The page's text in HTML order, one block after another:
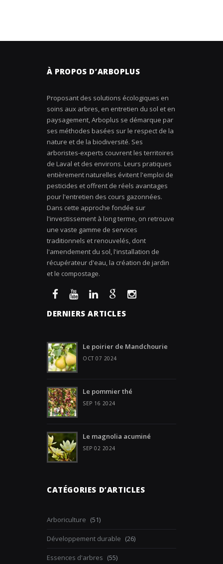
À PROPOS D’ARBOPLUS
Proposant des solutions écologiques en
soins aux arbres, en entretien du sol et en
paysagement, Arboplus se démarque par
ses méthodes basées sur le respect de la
nature et de la biodiversité. Ses
arboristes-experts couvrent les territoires
de Laval et des environs. Leurs pratiques
entièrement naturelles évitent l'emploi de
pesticides et offrent de réels avantages
pour l'entretien des cours gazonnées.
Dans cette approche fondée sur
l'investissement à long terme, on retrouve
une vaste gamme de services
traditionnels et renouvelés, dont
l'amendement du sol, l'installation de
récupérateur d'eau, la création de jardin
et le compostage.
DERNIERS ARTICLES
Le poirier de Mandchourie
OCT 07 2024
Le pommier thé
SEP 16 2024
Le magnolia acuminé
SEP 02 2024
CATÉGORIES D’ARTICLES
Arboriculture (51)
Développement durable (26)
Essences d'arbres (55)